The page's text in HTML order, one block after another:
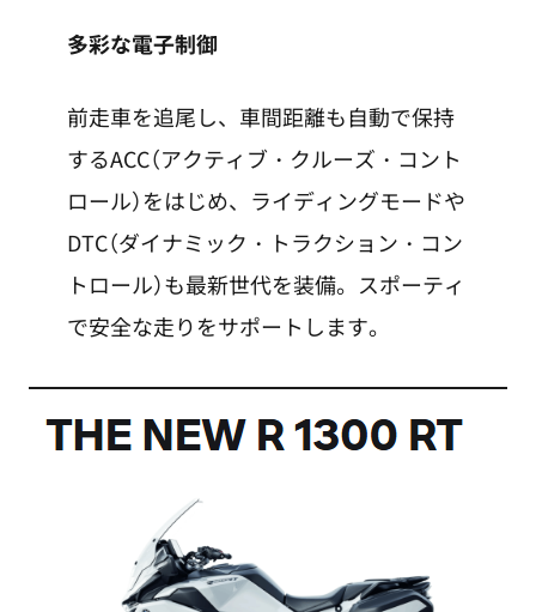
多彩な電子制御
前走車を追尾し、車間距離も自動で保持
するACC（アクティブ・クルーズ・コント
ロール）をはじめ、ライディングモードや
DTC（ダイナミック・トラクション・コン
トロール）も最新世代を装備。スポーティ
で安全な走りをサポートします。